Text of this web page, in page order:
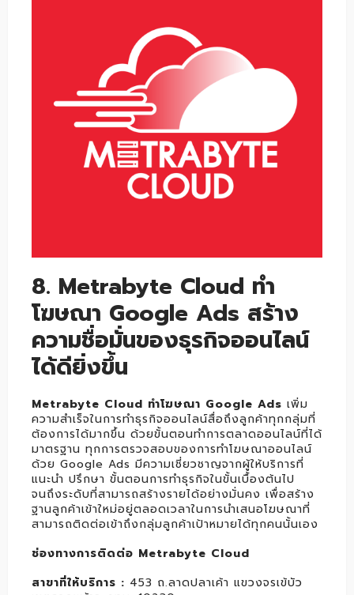
8. Metrabyte Cloud ทำ
โฆษณา Google Ads สร้าง
ความชื่อมั่นของธุรกิจออนไลน์
ได้ดียิ่งขึ้น
Metrabyte Cloud ทำโฆษณา Google Ads เพิ่ม
ความสำเร็จในการทำธุรกิจออนไลน์สื่อถึงลูกค้าทุกกลุ่มที่
ต้องการได้มากขึ้น ด้วยขั้นตอนทำการตลาดออนไลน์ที่ได้
มาตรฐาน ทุกการตรวจสอบของการทำโฆษณาออนไลน์
ด้วย Google Ads มีความเชี่ยวชาญจากผู้ให้บริการที่
แนะนำ ปรึกษา ขั้นตอนการทำธุรกิจในขั้นเบื้องต้นไป
จนถึงระดับที่สามารถสร้างรายได้อย่างมั่นคง เพื่อสร้าง
ฐานลูกค้าเข้าใหม่อยู่ตลอดเวลาในการนำเสนอโฆษณาที่
สามารถติดต่อเข้าถึงกลุ่มลูกค้าเป้าหมายได้ทุกคนนั้นเอง
ช่องทางการติดต่อ Metrabyte Cloud
สาขาที่ให้บริการ : 453 ถ.ลาดปลาเค้า แขวงจรเข้บัว